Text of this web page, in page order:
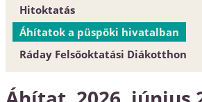
Zárt tartalom
Szabályrendeletek
Űrlapok
Dunamellék története
Közlöny
Esperesi Hivatalok
Püspöki Hivatal
Elnökség és szervezet
Konferencia-központ
Címtár
Hitoktatás
Hitoktatót keresünk
Hitoktató állást keres
Áhítatok a püspöki hivatalban
Ráday Felsőoktatási Diákotthon